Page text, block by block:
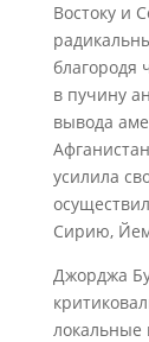
Востоку и
благородя
в пучину
вывода
усилила
Сирию,
Джорджа